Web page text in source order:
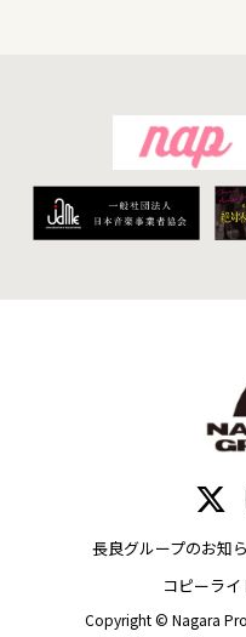
長良グループのお知
コピーライ
Copyright © Nagara